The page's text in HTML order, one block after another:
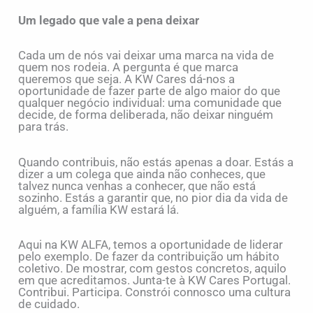
Um legado que vale a pena deixar
Cada um de nós vai deixar uma marca na vida de
quem nos rodeia. A pergunta é que marca
queremos que seja. A KW Cares dá-nos a
oportunidade de fazer parte de algo maior do que
qualquer negócio individual: uma comunidade que
decide, de forma deliberada, não deixar ninguém
para trás.
Quando contribuis, não estás apenas a doar. Estás a
dizer a um colega que ainda não conheces, que
talvez nunca venhas a conhecer, que não está
sozinho. Estás a garantir que, no pior dia da vida de
alguém, a família KW estará lá.
Aqui na KW ALFA, temos a oportunidade de liderar
pelo exemplo. De fazer da contribuição um hábito
coletivo. De mostrar, com gestos concretos, aquilo
em que acreditamos. Junta-te à KW Cares Portugal.
Contribui. Participa. Constrói connosco uma cultura
de cuidado.